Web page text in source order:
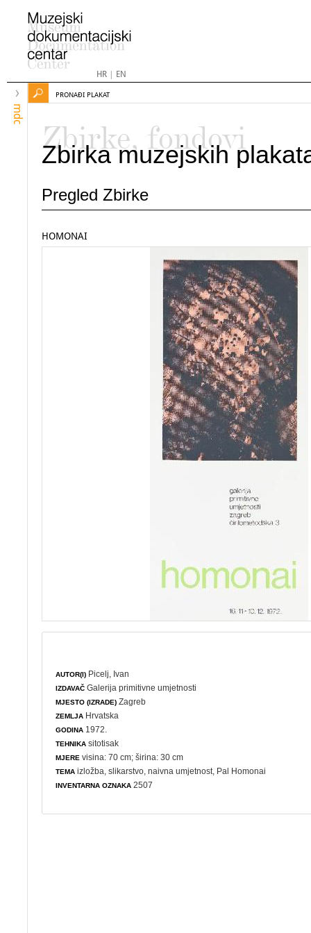
HR| EN
mdc
PRONAĐI PLAKAT
Zbirke, fondovi
Zbirka muzejskih
Pregled Zbirke
HOMONAI
AUTOR(I) Picelj, Ivan
IZDAVAČ Galerija primitivne umjetnosti
MJESTO (IZRADE) Zagreb
ZEMLJA Hrvatska
GODINA 1972.
TEHNIKA sitotisak
MJERE visina: 70 cm; širina: 30 cm
TEMA izložba ,slikarstvo ,naivna umjetnost , Pal Homonai
INVENTARNA OZNAKA 2507